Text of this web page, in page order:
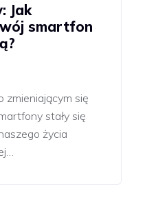
Jak
smartfon
zmieniającym się
stały się
życia